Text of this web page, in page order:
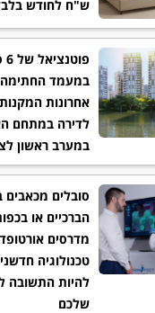
ש"ח לחודש
במעמד החתימה:
אחרונות
לדירה במתחם
במערב ראשון
סובלים מכאבים
הברכיים או
מדרסים
טכנולוגיה
להיות התשובה
שלכם